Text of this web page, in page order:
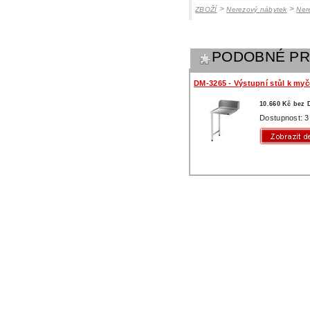
ZBOŽÍ >Nerezový nábytek >
PODOBNÉ
DM-3265 - Výstupní stůl k
10.660 Kč bez
Dostupnost: